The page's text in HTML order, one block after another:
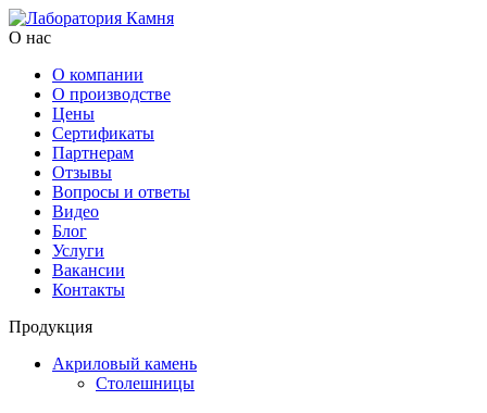
О нас
О компании
О производстве
Цены
Cертификаты
Партнерам
Отзывы
Вопросы и ответы
Видео
Блог
Услуги
Вакансии
Контакты
Продукция
Акриловый камень
Столешницы